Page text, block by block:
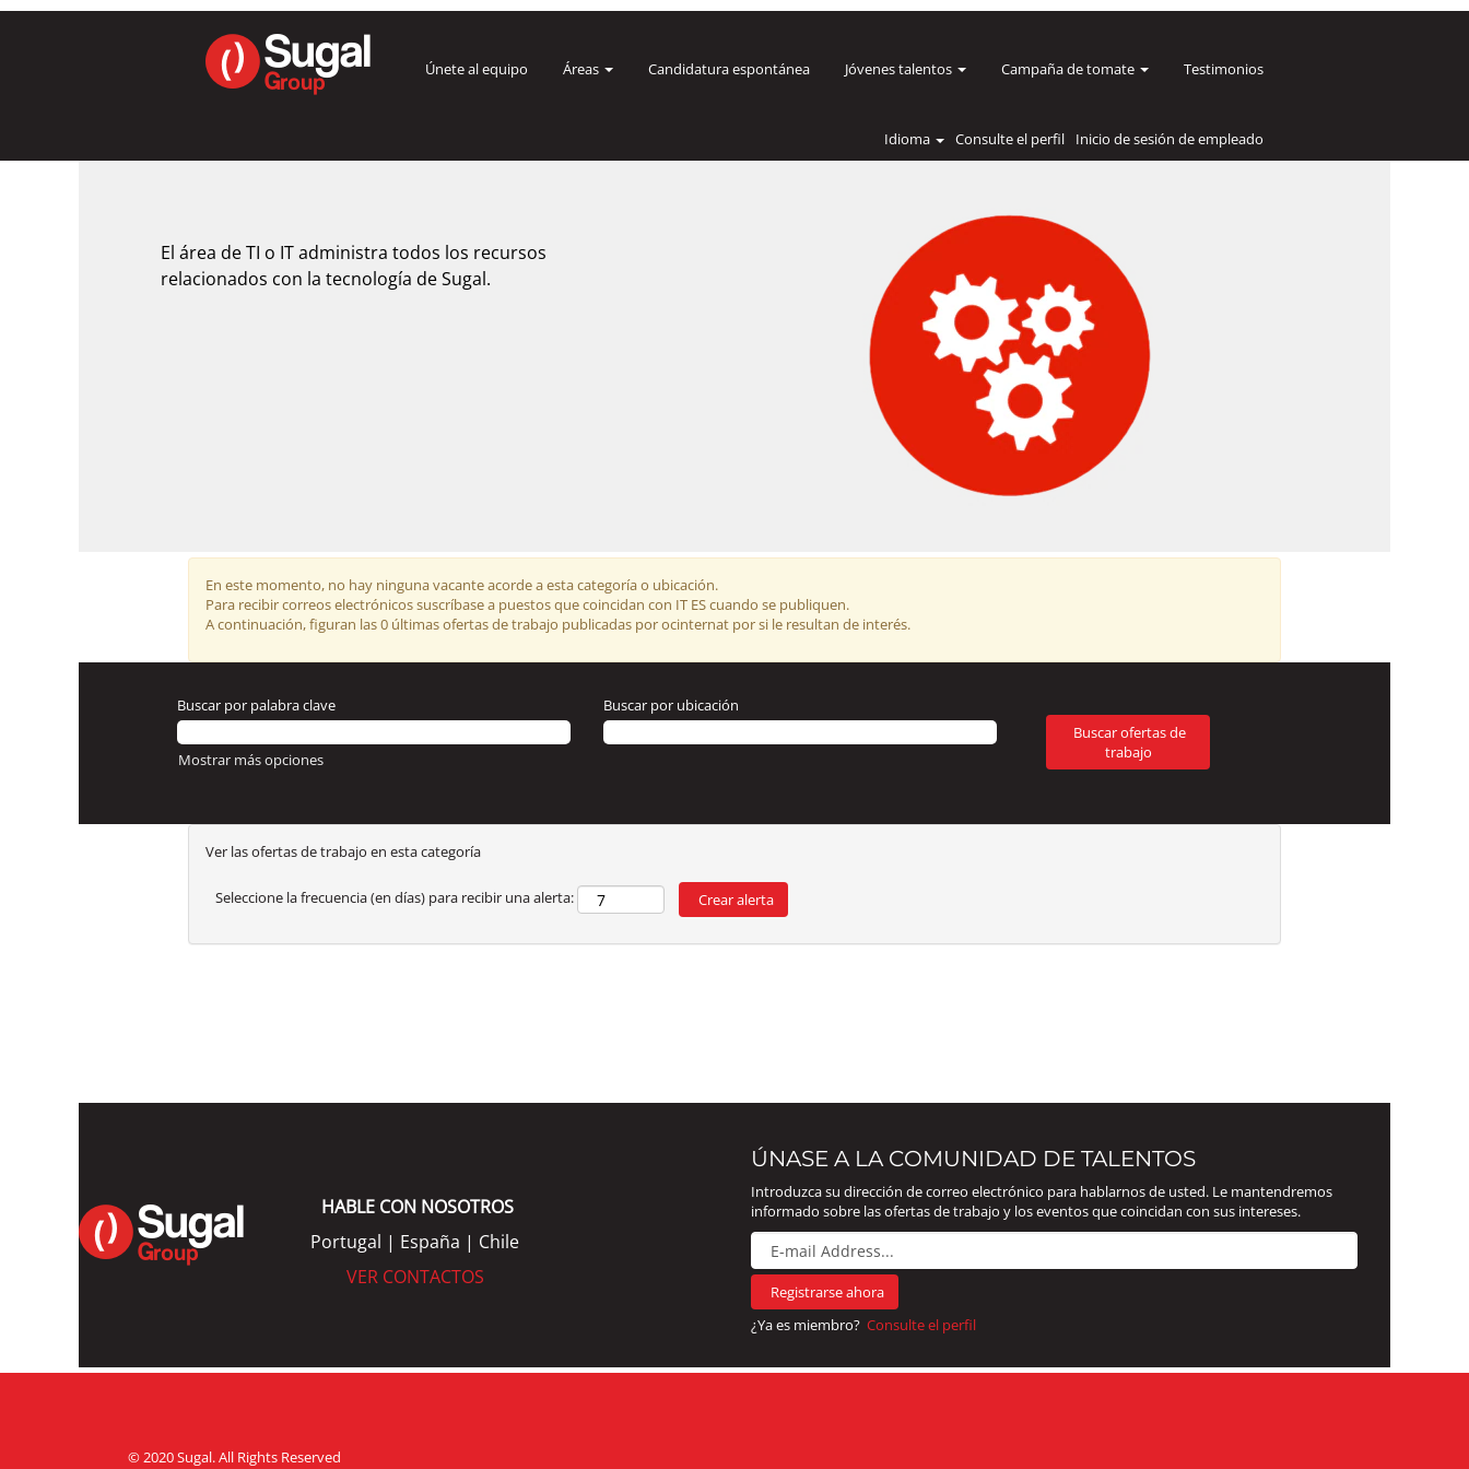
Únete al equipo Áreas Candidatura espontánea Jóvenes talentos Campaña de tomate Testimonios
Idioma Consulte el perfil Inicio de sesión de empleado
IT
IT
El área de TI o IT administra todos los recursos
relacionados con la tecnología de Sugal.
En este momento, no hay ninguna vacante acorde a esta categoría o ubicación.
Para recibir correos electrónicos suscríbase a puestos que coincidan con IT ES cuando se publiquen.
A continuación, figuran las 0 últimas ofertas de trabajo publicadas por ocinternat por si le resultan de interés.
Buscar por palabra clave Buscar por ubicación
Mostrar más opciones
Ver las ofertas de trabajo en esta categoría
Seleccione la frecuencia (en días) para recibir una alerta:
HABLE CON NOSOTROS
Portugal | España | Chile
VER CONTACTOS
ÚNASE A LA COMUNIDAD DE TALENTOS
Introduzca su dirección de correo electrónico para hablarnos de usted. Le mantendremos
informado sobre las ofertas de trabajo y los eventos que coincidan con sus intereses.
¿Ya es miembro? Consulte el perfil
© 2020 Sugal. All Rights Reserved